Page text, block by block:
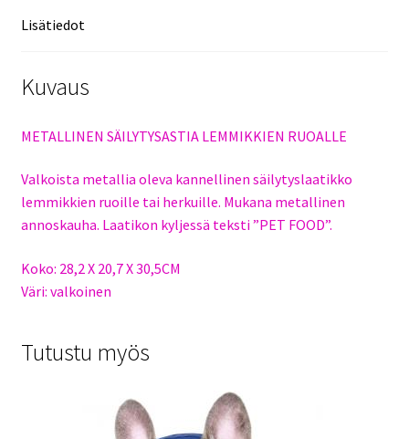
Lisätiedot
Kuvaus
METALLINEN SÄILYTYSASTIA LEMMIKKIEN RUOALLE
Valkoista metallia oleva kannellinen säilytyslaatikko
lemmikkien ruoille tai herkuille. Mukana metallinen
annoskauha. Laatikon kyljessä teksti ”PET FOOD”.
Koko: 28,2 X 20,7 X 30,5CM
Väri: valkoinen
Tutustu myös